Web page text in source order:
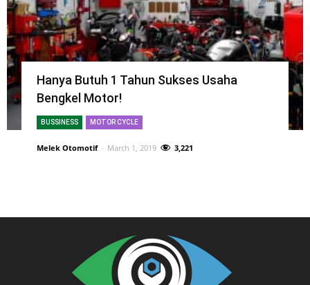
Hanya Butuh 1 Tahun Sukses Usaha
Bengkel Motor!
BUSSINESS MOTOR CYCLE
Melek Otomotif - March 1, 2019 3,221